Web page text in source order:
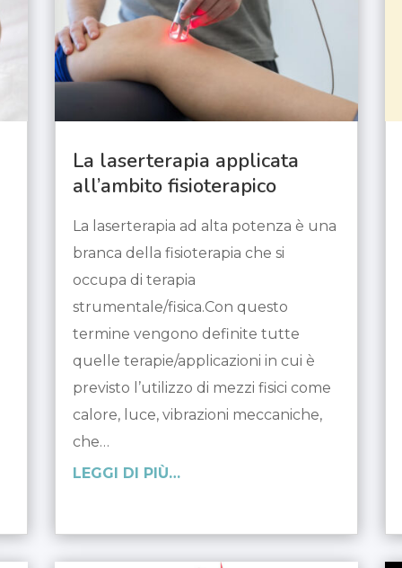
La laserterapia applicata
all’ambito fisioterapico
La laserterapia ad alta potenza è una
branca della fisioterapia che si
occupa di terapia
strumentale/fisica.Con questo
termine vengono definite tutte
quelle terapie/applicazioni in cui è
previsto l’utilizzo di mezzi fisici come
calore, luce, vibrazioni meccaniche,
che…
LEGGI DI PIÙ…